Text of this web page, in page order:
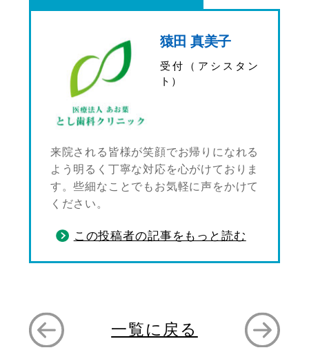
猿田 真美子
受付（アシスタン
ト）
来院される皆様が笑顔でお帰りになれる
よう明るく丁寧な対応を心がけておりま
す。些細なことでもお気軽に声をかけて
ください。
この投稿者の記事をもっと読む
一覧に戻る